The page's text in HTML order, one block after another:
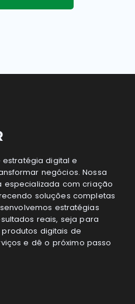
estratégia digital e
negócios. Nossa
especializada com criação
soluções completas
estratégias
reais, seja para
digitais de
e dê o próximo passo